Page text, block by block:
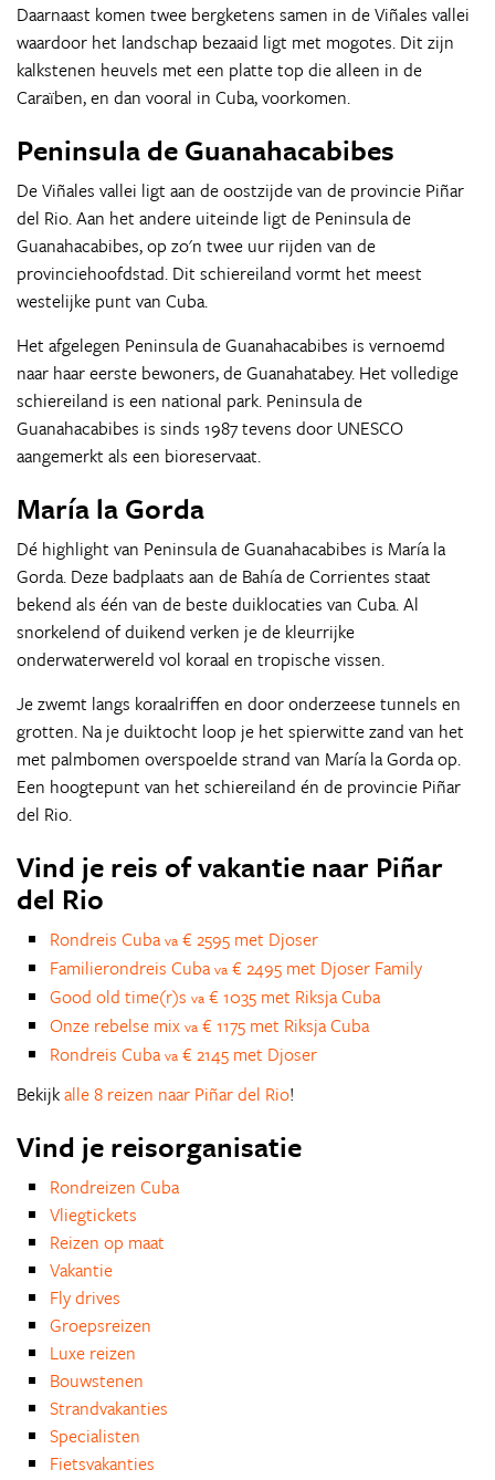
Daarnaast komen twee bergketens samen in de Viñales vallei
waardoor het landschap bezaaid ligt met mogotes. Dit zijn
kalkstenen heuvels met een platte top die alleen in de
Caraïben, en dan vooral in Cuba, voorkomen.
Peninsula de Guanahacabibes
De Viñales vallei ligt aan de oostzijde van de provincie Piñar
del Rio. Aan het andere uiteinde ligt de Peninsula de
Guanahacabibes, op zo'n twee uur rijden van de
provinciehoofdstad. Dit schiereiland vormt het meest
westelijke punt van Cuba.
Het afgelegen Peninsula de Guanahacabibes is vernoemd
naar haar eerste bewoners, de Guanahatabey. Het volledige
schiereiland is een national park. Peninsula de
Guanahacabibes is sinds 1987 tevens door UNESCO
aangemerkt als een bioreservaat.
María la Gorda
Dé highlight van Peninsula de Guanahacabibes is María la
Gorda. Deze badplaats aan de Bahía de Corrientes staat
bekend als één van de beste duiklocaties van Cuba. Al
snorkelend of duikend verken je de kleurrijke
onderwaterwereld vol koraal en tropische vissen.
Je zwemt langs koraalriffen en door onderzeese tunnels en
grotten. Na je duiktocht loop je het spierwitte zand van het
met palmbomen overspoelde strand van María la Gorda op.
Een hoogtepunt van het schiereiland én de provincie Piñar
del Rio.
Vind je reis of vakantie naar Piñar
del Rio
Rondreis Cuba va € 2595 met Djoser
Familierondreis Cuba va € 2495 met Djoser Family
Good old time(r)s va € 1035 met Riksja Cuba
Onze rebelse mix va € 1175 met Riksja Cuba
Rondreis Cuba va € 2145 met Djoser
Bekijkalle 8 reizen naar Piñar del Rio!
Vind je reisorganisatie
Rondreizen Cuba
Vliegtickets
Reizen op maat
Vakantie
Fly drives
Groepsreizen
Luxe reizen
Bouwstenen
Strandvakanties
Specialisten
Fietsvakanties